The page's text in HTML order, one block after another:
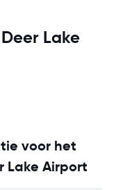
Lake
voor het
Lake Airport